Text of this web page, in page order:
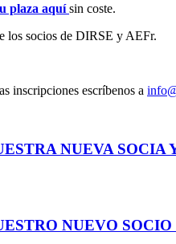
plaza aquí sin coste.
los socios de DIRSE y AEFr.
inscripciones escríbenos a
NUEVA
NUEVO